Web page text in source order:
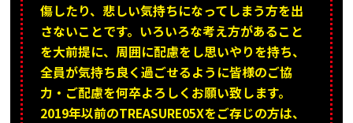
傷したり、悲しい気持ちになってしまう方を出
さないことです。いろいろな考え方があること
を大前提に、周囲に配慮をし思いやりを持ち、
全員が気持ち良く過ごせるように皆様のご協
力・ご配慮を何卒よろしくお願い致します。
2019年以前のTREASURE05Xをご存じの方は、